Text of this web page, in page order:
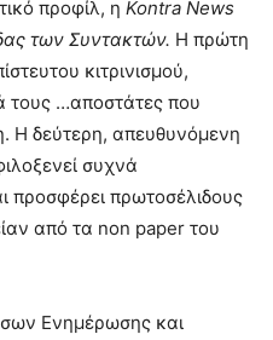
προφίλ, η Kontra News
των Συντακτών. Η πρώτη
κιτρινισμού,
τους …αποστάτες που
Η δεύτερη, απευθυνόμενη
συχνά
προσφέρει πρωτοσέλιδους
από τα non paper του
Ενημέρωσης και